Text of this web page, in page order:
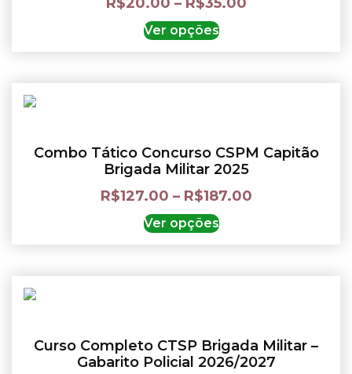
Ver opções
Combo Tático Concurso CSPM Capitão
Brigada Militar 2025
R$127.00 – R$187.00
Ver opções
Curso Completo CTSP Brigada Militar –
Gabarito Policial 2026/2027